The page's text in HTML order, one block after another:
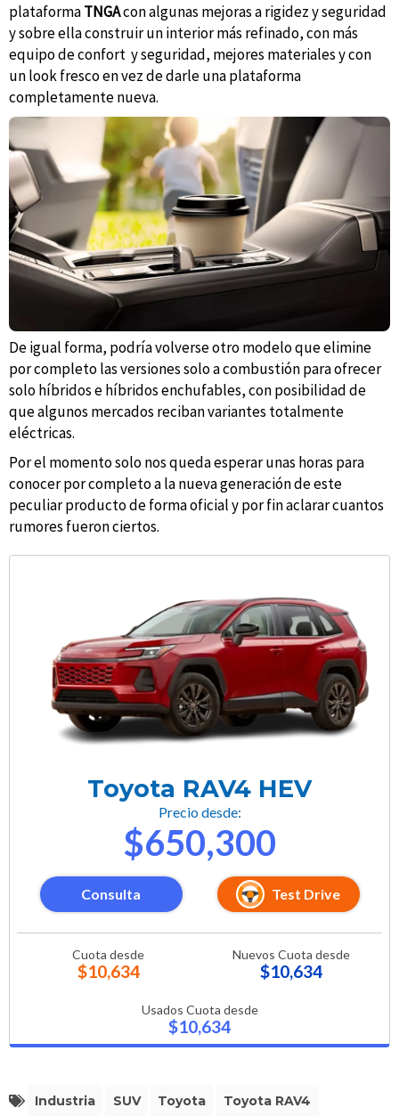
plataformaTNGAcon algunas mejoras a rigidez y seguridad
y sobre ella construir un interior más refinado, con más
equipo de confort y seguridad, mejores materiales y con
un look fresco en vez de darle una plataforma
completamente nueva.
De igual forma, podría volverse otro modelo que elimine
por completo las versiones solo a combustión para ofrecer
solo híbridos e híbridos enchufables, con posibilidad de
que algunos mercados reciban variantes totalmente
eléctricas.
Por el momento solo nos queda esperar unas horas para
conocer por completo a la nueva generación de este
peculiar producto de forma oficial y por fin aclarar cuantos
rumores fueron ciertos.
Toyota RAV4 HEV
Precio desde:
$650,300
Consulta Test Drive
Cuota desde
$10,634
Nuevos Cuota desde
$10,634
Usados Cuota desde
$10,634
Industria SUV Toyota Toyota RAV4